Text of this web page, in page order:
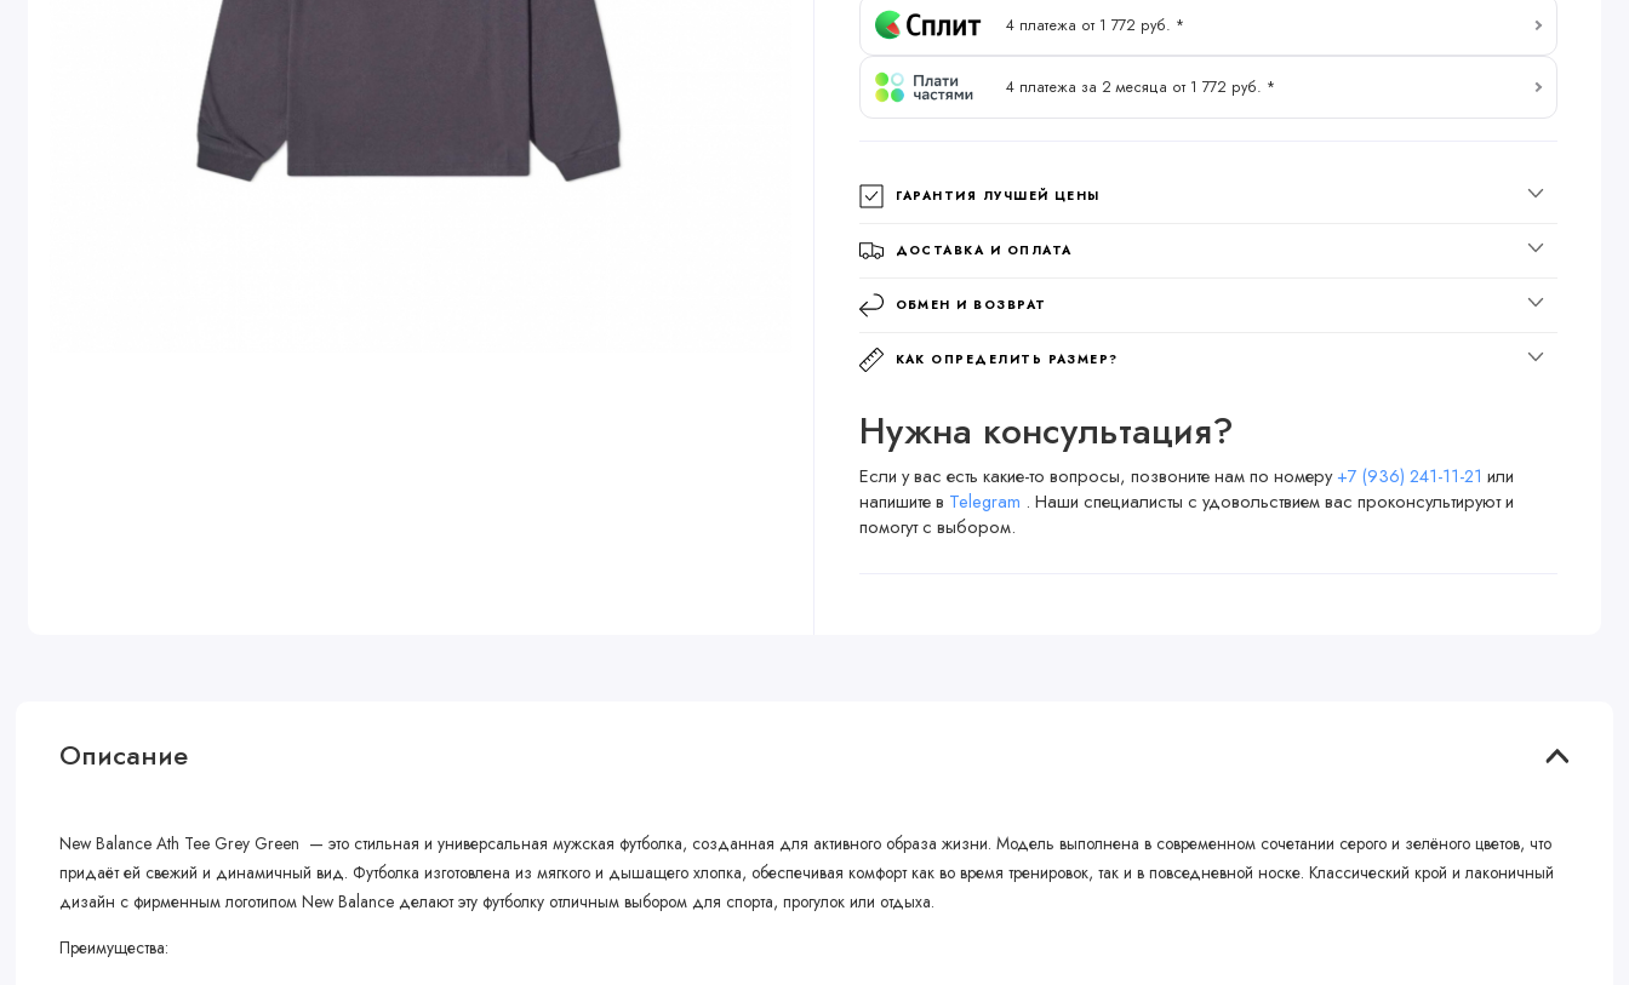
4 платежа от 1 772 руб. *
4 платежа за 2 месяца от 1 772 руб. *
ГАРАНТИЯ ЛУЧШЕЙ ЦЕНЫ
ДОСТАВКА И ОПЛАТА
ОБМЕН И ВОЗВРАТ
КАК ОПРЕДЕЛИТЬ РАЗМЕР?
Нужна консультация?
Если у вас есть какие-то вопросы, позвоните нам по номеру+7 (936) 241-11-21 или
напишите в Telegram . Наши специалисты с удовольствием вас проконсультируют и
помогут с выбором.
Описание
New Balance Ath Tee Grey Green — это стильная и универсальная мужская футболка, созданная для активного образа жизни. Модель выполнена в современном сочетании серого и зелёного цветов, что
придаёт ей свежий и динамичный вид. Футболка изготовлена из мягкого и дышащего хлопка, обеспечивая комфорт как во время тренировок, так и в повседневной носке. Классический крой и лаконичный
дизайн с фирменным логотипом New Balance делают эту футболку отличным выбором для спорта, прогулок или отдыха.
Преимущества: